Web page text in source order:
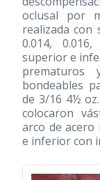
oclusal por
realizada con
0.014,
superior e
prematuros
bondeables
de 3/16 4½
colocaron
arco de acero
e inferior con